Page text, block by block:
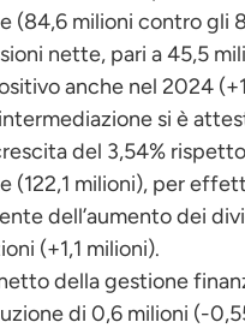
(84,6 milioni contro gli
nette, pari a 45,5
anche nel 2024
si è
del 3,54%
(122,1 milioni), per
dell’aumento dei
(+1,1 milioni).
della gestione
di 0,6 milioni (-